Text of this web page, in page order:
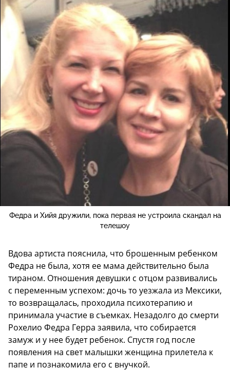
Федра и Хийя дружили, пока первая не устроила скандал на
телешоу
Вдова артиста пояснила, что брошенным ребенком
Федра не была, хотя ее мама действительно была
тираном. Отношения девушки с отцом развивались
с переменным успехом: дочь то уезжала из Мексики,
то возвращалась, проходила психотерапию и
принимала участие в съемках. Незадолго до смерти
Рохелио Федра Герра заявила, что собирается
замуж и у нее будет ребенок. Спустя год после
появления на свет малышки женщина прилетела к
папе и познакомила его с внучкой.